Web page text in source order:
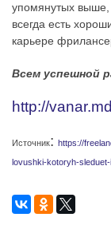
упомянутых выше,
всегда есть
карьере
Всем успешной
http://
Источник: https://
lovushki-kotoryh-